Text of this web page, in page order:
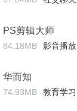
PS剪辑大师
84.18MB 影音播放
华而知
74.93MB 教育学习